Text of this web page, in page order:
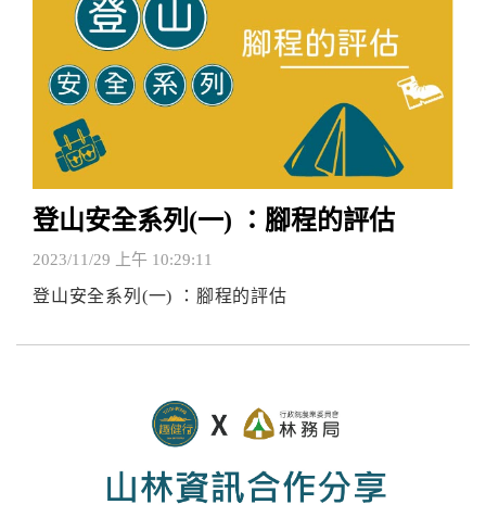
登山安全系列(一) ：腳程的評估
2023/11/29 上午 10:29:11
登山安全系列(一) ：腳程的評估